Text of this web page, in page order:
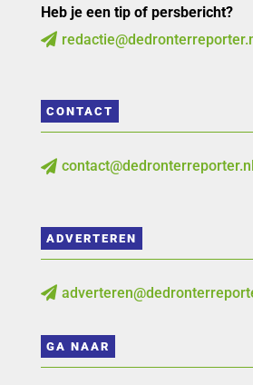
Heb je een tip of persbericht?

CONTACT
 contact@dedronterreporter.nl
ADVERTEREN

GA NAAR